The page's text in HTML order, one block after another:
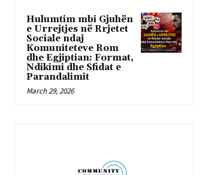
Hulumtim mbi Gjuhën
e Urrejtjes në Rrjetet
Sociale ndaj
Komuniteteve Rom
dhe Egjiptian: Format,
Ndikimi dhe Sfidat e
Parandalimit
March 29, 2026